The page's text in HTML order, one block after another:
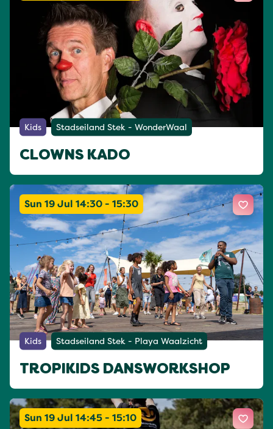
Kids Stadseiland Stek - WonderWaal
CLOWNS KADO
Sun 19 Jul 14:30 - 15:30
Kids Stadseiland Stek - Playa Waalzicht
TROPIKIDS DANSWORKSHOP
Sun 19 Jul 14:45 - 15:10